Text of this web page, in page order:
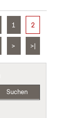
1 2
> >|
Suchen